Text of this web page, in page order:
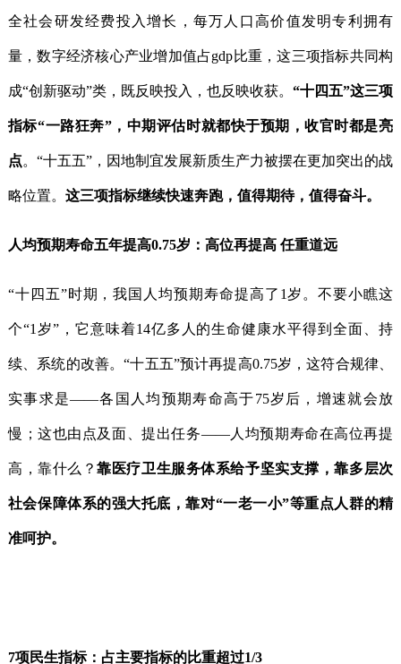
全社会研发经费投入增长，每万人口高价值发明专利拥有
量，数字经济核心产业增加值占gdp比重，这三项指标共同构
成“创新驱动”类，既反映投入，也反映收获。“十四五”这三项
指标“一路狂奔”，中期评估时就都快于预期，收官时都是亮
点。“十五五”，因地制宜发展新质生产力被摆在更加突出的战
略位置。 这三项指标继续快速奔跑，值得期待，值得奋斗。
人均预期寿命五年提高0.75岁：高位再提高 任重道远
“十四五”时期，我国人均预期寿命提高了1岁。不要小瞧这
个“1岁”，它意味着14亿多人的生命健康水平得到全面、持
续、系统的改善。“十五五”预计再提高0.75岁，这符合规律、
实事求是——各国人均预期寿命高于75岁后，增速就会放
慢；这也由点及面、提出任务——人均预期寿命在高位再提
高，靠什么？靠 医疗卫生服务体系给予坚实支撑 ，靠多层次
社会保障体系的强大托底 ，靠对“一老一小”等重点人群的精
准呵护。
7项民生指标：占主要指标的比重超过1/3